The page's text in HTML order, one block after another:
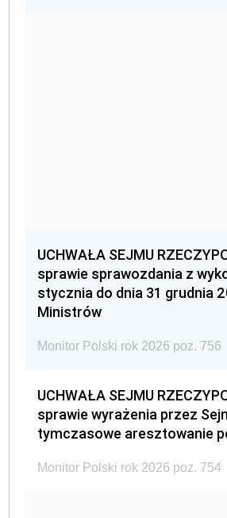
UCHWAŁA SEJMU
sprawie sprawozdania z
stycznia do dnia 31 grudnia
Ministrów
Monitor Polski rok 2026 poz. 756
UCHWAŁA SEJMU
sprawie wyrażenia przez
tymczasowe aresztowanie
Monitor Polski rok 2026 poz. 754